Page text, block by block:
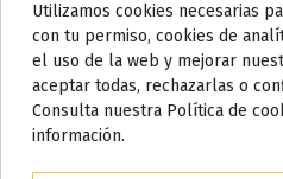
Descripción
AVISO
Nos
Utilizamos cookies necesarias
con tu permiso, cookies de
el uso de la web y mejorar
aceptar todas, rechazarlas o
Consulta nuestra Política de
información.